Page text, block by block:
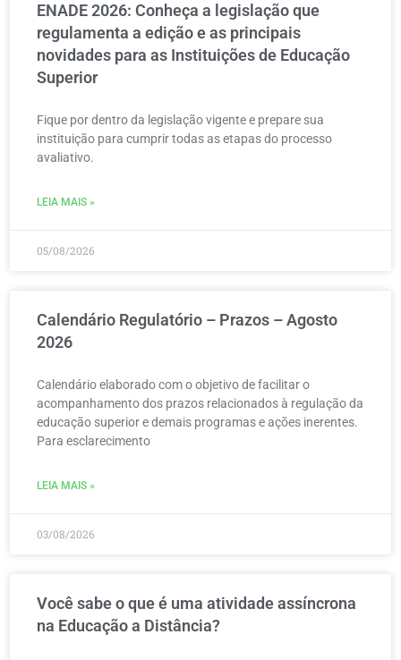
ENADE 2026: Conheça a legislação que
regulamenta a edição e as principais
novidades para as Instituições de Educação
Superior
Fique por dentro da legislação vigente e prepare sua
instituição para cumprir todas as etapas do processo
avaliativo.
LEIA MAIS »
05/08/2026
Calendário Regulatório – Prazos – Agosto
2026
Calendário elaborado com o objetivo de facilitar o
acompanhamento dos prazos relacionados à regulação da
educação superior e demais programas e ações inerentes.
Para esclarecimento
LEIA MAIS »
03/08/2026
Você sabe o que é uma atividade assíncrona
na Educação a Distância?